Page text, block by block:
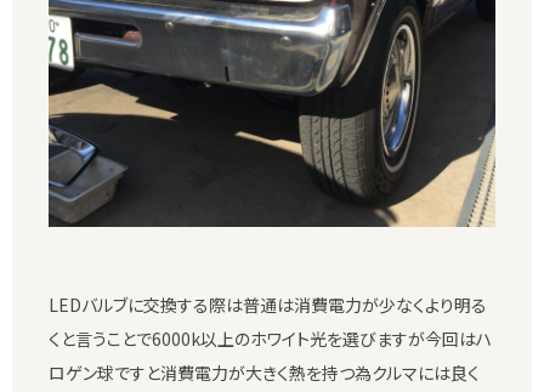
LEDバルブに交換する際は普通は消費電力が少なくより明る
くと言うことで6000k以上のホワイト光を選びますが今回はハ
ロゲン球ですと消費電力が大きく熱を持つ為クルマには良く